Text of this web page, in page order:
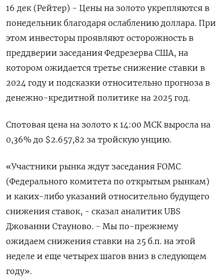
16 дек (Рейтер) - Цены на золото укрепляются в
понедельник благодаря ослаблению доллара. При
этом инвесторы проявляют осторожность в
преддверии заседания Федрезерва США, на
котором ожидается третье снижение ставки в
2024 году и подсказки относительно прогноза в
денежно-кредитной политике на 2025 год.
Спотовая цена на золото к 14:00 МСК выросла на
0,36% до $2.657,82​ за тройскую унцию.
«Участники рынка ждут заседания FOMC
(Федерального комитета по открытым рынкам)
и каких-либо указаний относительно будущего
снижения ставок, - сказал аналитик UBS
Джованни Стауново. - Мы по-прежнему
ожидаем снижения ставки на 25 б.п. на этой
неделе и еще четырех шагов вниз в следующем
году».